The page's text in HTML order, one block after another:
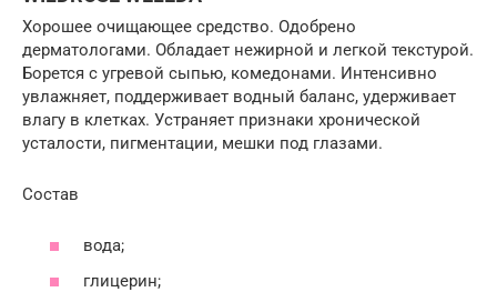
Хорошее очищающее средство. Одобрено
дерматологами. Обладает нежирной и легкой текстурой.
Борется с угревой сыпью, комедонами. Интенсивно
увлажняет, поддерживает водный баланс, удерживает
влагу в клетках. Устраняет признаки хронической
усталости, пигментации, мешки под глазами.
Состав
вода;
глицерин;